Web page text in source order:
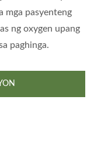
mga pasyenteng
ng oxygen upang
paghinga.